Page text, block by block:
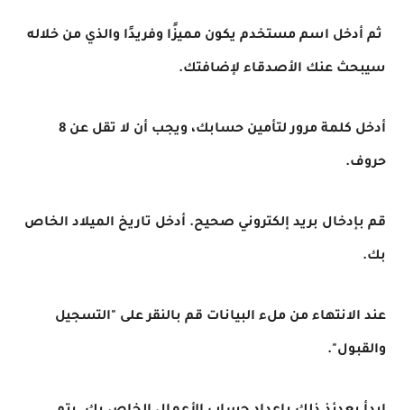
ثم أدخل اسم مستخدم يكون مميزًا وفريدًا والذي من خلاله
سيبحث عنك الأصدقاء لإضافتك.
أدخل كلمة مرور لتأمين حسابك، ويجب أن لا تقل عن 8
حروف.
قم بإدخال بريد إلكتروني صحيح. أدخل تاريخ الميلاد الخاص
بك.
عند الانتهاء من ملء البيانات قم بالنقر على "التسجيل
والقبول".